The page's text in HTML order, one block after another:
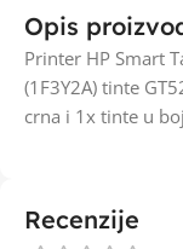
Opis
Printer HP Smart
(1F3Y2A) tinte
crna i 1x tinte u
Recenzije